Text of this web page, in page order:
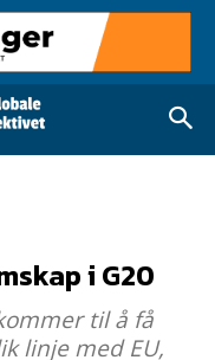
i G20
til å få
linje med EU,